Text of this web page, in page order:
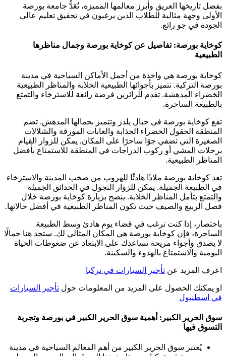
بفضل تاريخها العريق وأبرز معالمها المميزة، تُعَدُّ جامعة بورصة
الأولى وجهة مثالية للطلاب الذين يرغبون في تحقيق تعليم عالي
الجودة في جو رائع.
كوخاية بورصة: تفاصيل عن كوخاية بورصة وجمال مناظرها
الطبيعية
كوخاية بورصة هي واحدة من أجمل الأماكن السياحية في مدينة
بورصة التركية. تتميز بأجوائها الطبيعية الخلابة والمناظر الطبيعية
الخضراء المدهشة. تقدم للزائرين فرصة رائعة للاسترخاء والتمتع
بالطبيعة الساحرة.
تقع كوخاية بورصة في جبال يلدز وتتميز بجمالها المدهش. تضم
المنطقة الحقول الخضراء الجذابة والغابات المورقة والشلالات
الصغيرة التي تضفي جوًا ساحرًا على المكان. يمكن للزوار القيام
برحلات المشي أو ركوب الدراجات في المنطقة للاستمتاع بأفضل
المناظر الطبيعية.
تعد كوخاية بورصة ملاذًا هادئًا للهروب من صخب المدينة والاسترخاء
في الطبيعة الجميلة. يمكن للزوار التجول في الحدائق الجميلة
والتمتع بتأمل المناظر الخلابة. ينصح بزيارة كوخاية بورصة خلال
فصل الربيع والصيف حيث تكون المناظر الطبيعية في أفضل حالاتها.
باختصار، إذا كنت ترغب في قضاء يوم هادئ وسط الطبيعة
الساحرة، فإن كوخاية بورصة هي المكان المثالي لك. ستجد هنا جمالًا
لا يصدق وأجواء مريحة تساعدك على الابتعاد عن ضغوطات الحياة
اليومية والاستمتاع بالهدوء والسكينة.
اعرف المزيد عن تأجير السيارات في تركيا
او يمكنك الحصول على المزيد من المعلومات حول تأجير السيارات
في اسطنبول
سوق الحرير الكبير: أهمية سوق الحرير الكبير في بورصة وتجربة
التسوق فيها
يُعتبر سوق الحرير الكبير من أهم المعالم السياحية في مدينة